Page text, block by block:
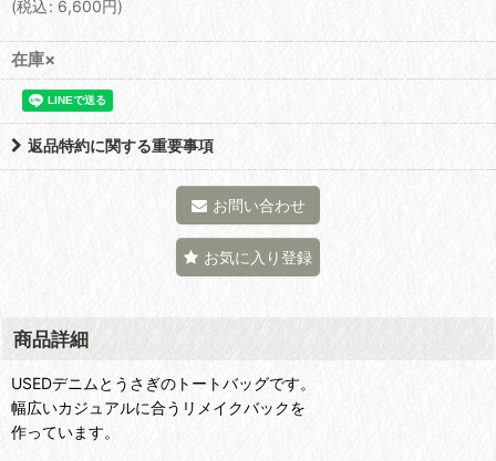
(税込: 6,600円)
在庫×
返品特約に関する重要事項
お問い合わせ
お気に入り登録
商品詳細
USEDデニムとうさぎのトートバッグです。
幅広いカジュアルに合うリメイクバックを
作っています。